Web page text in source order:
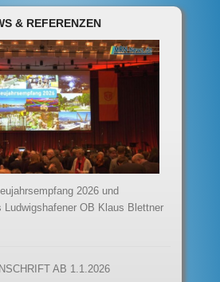
& REFERENZEN
2026 und
Ludwigshafener OB Klaus Blettner
AB 1.1.2026